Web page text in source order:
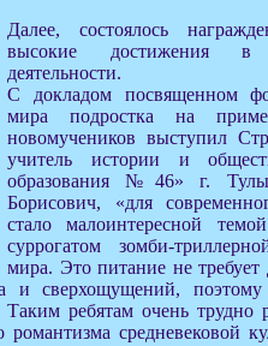
Далее, состоялось
высокие достижения в
деятельности.
С докладом посвященном
мира подростка на
новомучеников выступил
учитель истории и
образования №46» г.
Борисович, «для
стало малоинтересной
суррогатом зомби-
мира. Это питание не
и сверхощущений,
ребятам очень трудно
романтизма средневековой